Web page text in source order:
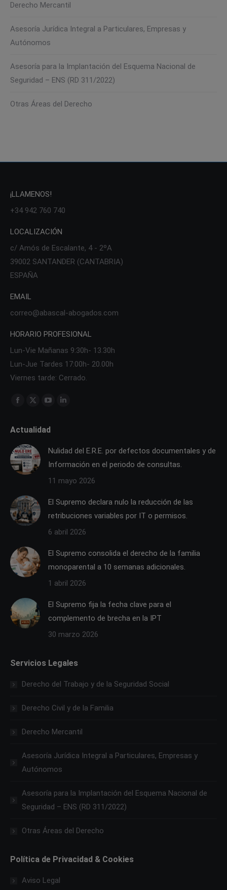
Derecho Mercantil
Asesoría Jurídica Integral a Particulares, Empresas y
Autónomos
Asesoría para la Implantación del Esquema Nacional de
Seguridad – ENS (RD 311/2022)
Otras Áreas del Derecho
¡LLAMENOS!
+34 942 760 740
LOCALIZACIÓN
c/ Amós de Escalante, 4 - 2ºA
39002 SANTANDER (CANTABRIA)
ESPAÑA
EMAIL
correo@abascal-abogados.com
HORARIO PROFESIONAL
Lun-Vie Mañanas 9:30h- 13.30h
Lun-Jue Tardes 17:00h- 20.00h
Viernes tarde: Cerrado.
Find us on:
Facebook
opens
in
new
window
X
opens
in
new
window
opens
Actualidad
Nulidad del E.R.E. por defectos documentales y de
Información en el periodo de consultas.
11 mayo 2026
El Supremo declara nulo la reducción de las
retribuciones variables por IT o permisos.
6 abril 2026
El Supremo consolida el derecho de la familia
monoparental a 10 semanas adicionales.
1 abril 2026
El Supremo fija la fecha clave para el
complemento de brecha en la IPT
30 marzo 2026
Servicios Legales
Derecho del Trabajo y de la Seguridad Social
Derecho Civil y de la Familia
Derecho Mercantil
Asesoría Jurídica Integral a Particulares, Empresas y
Autónomos
Asesoría para la Implantación del Esquema Nacional de
Seguridad – ENS (RD 311/2022)
Otras Áreas del Derecho
Política de Privacidad & Cookies
Aviso Legal